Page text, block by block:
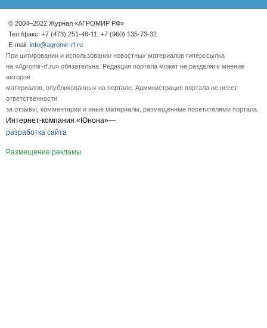
© 2004–2022 Журнал «АГРОМИР РФ»
Тел./факс: +7 (473) 251-48-11; +7 (960) 135-73-32
E-mail: info@agromir-rf.ru
При цитировании и использовании новостных материалов гиперссылка
на «Agromir-rf.ru» обязательна. Редакция портала может не разделять мнение
авторов
материалов, опубликованных на портале. Администрация портала не несет
ответственности
за отзывы, комментарии и иные материалы, размещенные посетителями портала.
Интернет-компания «Юнона»—
разработка сайта
Размещение рекламы